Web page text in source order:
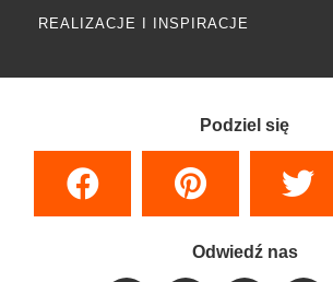
REALIZACJE I INSPIRACJE
Podziel się
Odwiedź nas